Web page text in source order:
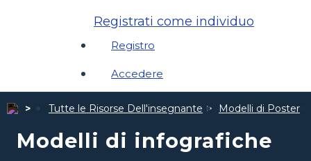
Registrati come individuo
Registro
Accedere
Tutte le Risorse Dell'insegnante Modelli di Poster
Modelli di infografiche